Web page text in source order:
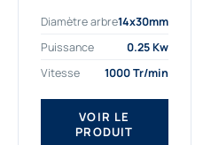
sévères. Notre
important stock de
permet de livrer
rapidement tous types
de moteurs.
Ce moteur...
Diamètre arbre14x30mm
Puissance
0.25 Kw
Vitesse
1000 Tr/min
VOIR LE
PRODUIT